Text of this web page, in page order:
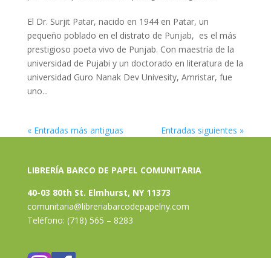
El Dr. Surjit Patar, nacido en 1944 en Patar, un
pequeño poblado en el distrato de Punjab, es el más
prestigioso poeta vivo de Punjab. Con maestría de la
universidad de Pujabi y un doctorado en literatura de la
universidad Guro Nanak Dev Univesity, Amristar, fue
uno...
« Entradas más antiguas Entradas siguientes »
LIBRERÍA BARCO DE PAPEL COMUNITARIA
40-03 80th St. Elmhurst, NY 11373
comunitaria@libreriabarcodepapelny.com
Teléfono: (718) 565 – 8283